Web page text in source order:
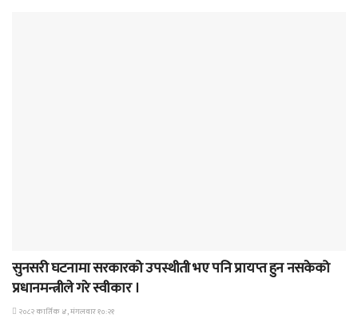
सुनसरी घटनामा सरकारको उपस्थीती भए पनि प्रायप्त हुन नसकेको
प्रधानमन्त्रीले गरे स्वीकार ।
२०८२ कार्तिक ४, मंगलवार १०:२१